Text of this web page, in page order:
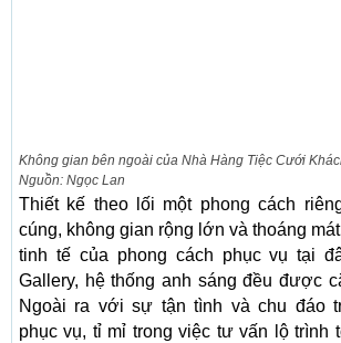
Không gian bên ngoài của Nhà Hàng Tiệc Cưới
Nguồn: Ngọc Lan
Thiết kế theo lối một phong cách
cúng, không gian rộng lớn và thoáng
tinh tế của phong cách phục vụ tại
Gallery, hệ thống anh sáng đều được
Ngoài ra với sự tận tình và chu đáo
phục vụ, tỉ mỉ trong việc tư vấn lộ trình